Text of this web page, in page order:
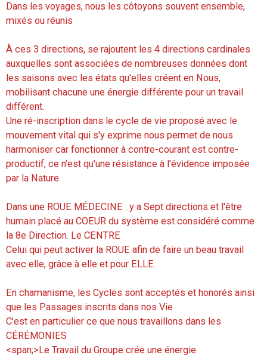
Dans les voyages, nous les côtoyons souvent ensemble,
mixés ou réunis
À ces 3 directions, se rajoutent les 4 directions cardinales
auxquelles sont associées de nombreuses données dont
les saisons avec les états qu'elles créent en Nous,
mobilisant chacune une énergie différente pour un travail
différent.
Une ré-inscription dans le cycle de vie proposé avec le
mouvement vital qui s'y exprime nous permet de nous
harmoniser car fonctionner à contre-courant est contre-
productif, ce n'est qu'une résistance à l'évidence imposée
par la Nature
Dans une ROUE MÉDECINE : y a Sept directions et l'être
humain placé au COEUR du système est considéré comme
la 8e Direction. Le CENTRE
Celui qui peut activer la ROUE afin de faire un beau travail
avec elle, grâce à elle et pour ELLE.
En chamanisme, les Cycles sont acceptés et honorés ainsi
que les Passages inscrits dans nos Vie
C'est en particulier ce que nous travaillons dans les
CÉRÉMONIES
<span;>Le Travail du Groupe crée une énergie